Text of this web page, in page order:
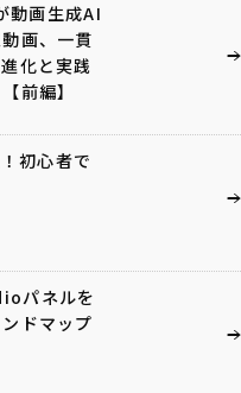
動画生成AI
画、一貫
化と実践
編】
初心者で
パネルを
ドマップ